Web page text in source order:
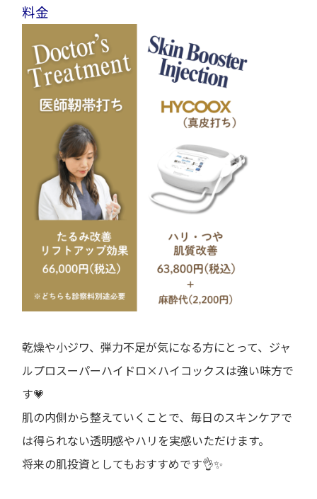
料金
乾燥や小ジワ、弾力不足が気になる方にとって、ジャ
ルプロスーパーハイドロ×ハイコックスは強い味方で
す💗
肌の内側から整えていくことで、毎日のスキンケアで
は得られない透明感やハリを実感いただけます。
将来の肌投資としてもおすすめです👌✨